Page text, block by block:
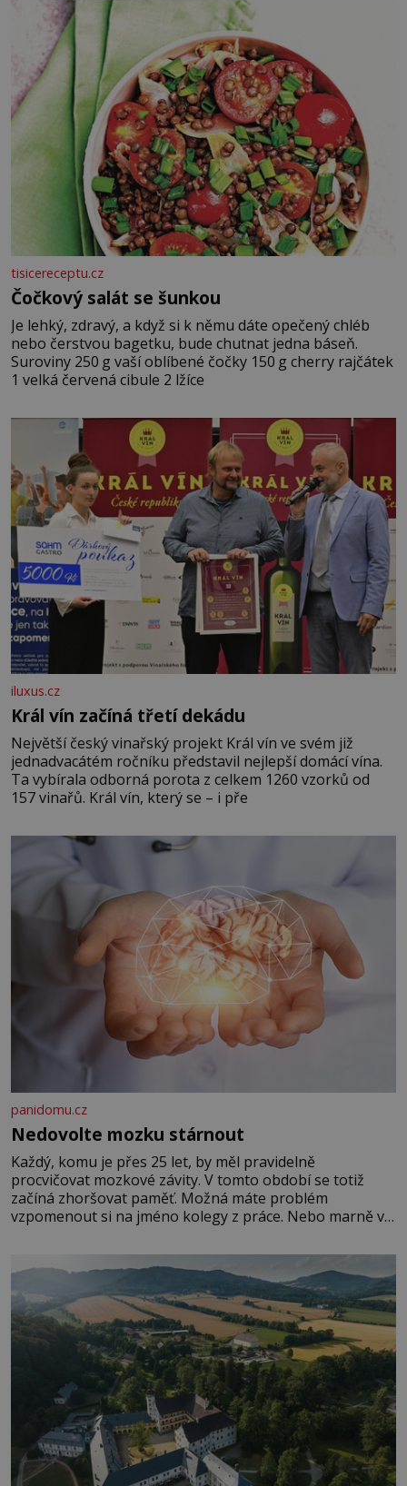
tisicereceptu.cz
Čočkový salát se šunkou
Je lehký, zdravý, a když si k němu dáte opečený chléb
nebo čerstvou bagetku, bude chutnat jedna báseň.
Suroviny 250 g vaší oblíbené čočky 150 g cherry rajčátek
1 velká červená cibule 2 lžíce
iluxus.cz
Král vín začíná třetí dekádu
Největší český vinařský projekt Král vín ve svém již
jednadvacátém ročníku představil nejlepší domácí vína.
Ta vybírala odborná porota z celkem 1260 vzorků od
157 vinařů. Král vín, který se – i pře
panidomu.cz
Nedovolte mozku stárnout
Každý, komu je přes 25 let, by měl pravidelně
procvičovat mozkové závity. V tomto období se totiž
začíná zhoršovat paměť. Možná máte problém
vzpomenout si na jméno kolegy z práce. Nebo marně v
Je to opravdu tak, s věkem jako kdyby se paměť
rozhodla stávkovat. Cvičte